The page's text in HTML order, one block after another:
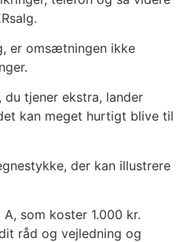
er omsætningen ikke
tjener ekstra, lander
kan meget hurtigt blive til
der kan illustrere
som koster 1.000 kr.
råd og vejledning og